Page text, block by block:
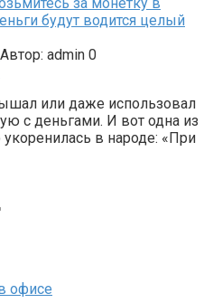
будут водится целый
Автор: admin 0
или даже использовал
с деньгами. И вот одна из
укоренилась в народе: «При
офисе